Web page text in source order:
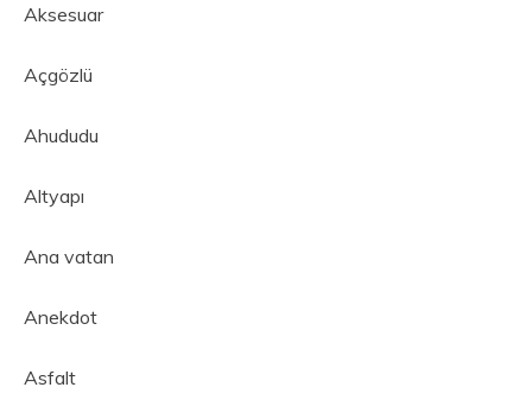
Aksesuar
Açgözlü
Ahududu
Altyapı
Ana vatan
Anekdot
Asfalt